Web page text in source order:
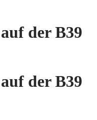
der B39
der B39